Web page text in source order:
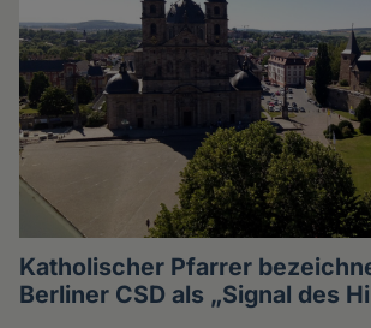
Katholischer Pfarrer
Berliner CSD als „Signal des